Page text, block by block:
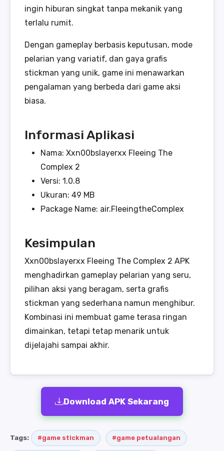
ingin hiburan singkat tanpa mekanik yang
terlalu rumit.
Dengan gameplay berbasis keputusan, mode
pelarian yang variatif, dan gaya grafis
stickman yang unik, game ini menawarkan
pengalaman yang berbeda dari game aksi
biasa.
Informasi Aplikasi
Nama: Xxn00bslayerxx Fleeing The
Complex 2
Versi: 1.0.8
Ukuran: 49 MB
Package Name: air.FleeingtheComplex
Kesimpulan
Xxn00bslayerxx Fleeing The Complex 2 APK
menghadirkan gameplay pelarian yang seru,
pilihan aksi yang beragam, serta grafis
stickman yang sederhana namun menghibur.
Kombinasi ini membuat game terasa ringan
dimainkan, tetapi tetap menarik untuk
dijelajahi sampai akhir.
Download APK Sekarang
Tags: #game stickman #game petualangan